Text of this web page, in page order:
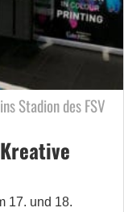
Stadion des FSV
17. und 18.